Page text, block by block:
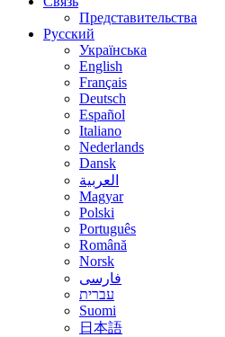
Представительства
Русский
Українська
English
Français
Deutsch
Español
Italiano
Nederlands
Dansk
العربية
Magyar
Polski
Português
Română
Norsk
فارسی
עברית
Suomi
日本語